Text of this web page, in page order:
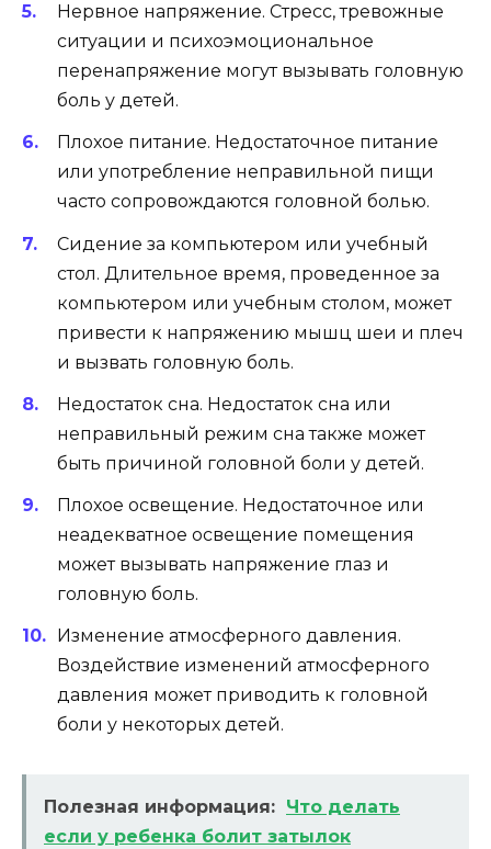
Нервное напряжение. Стресс, тревожные
ситуации и психоэмоциональное
перенапряжение могут вызывать головную
боль у детей.
Плохое питание. Недостаточное питание
или употребление неправильной пищи
часто сопровождаются головной болью.
Сидение за компьютером или учебный
стол. Длительное время, проведенное за
компьютером или учебным столом, может
привести к напряжению мышц шеи и плеч
и вызвать головную боль.
Недостаток сна. Недостаток сна или
неправильный режим сна также может
быть причиной головной боли у детей.
Плохое освещение. Недостаточное или
неадекватное освещение помещения
может вызывать напряжение глаз и
головную боль.
Изменение атмосферного давления.
Воздействие изменений атмосферного
давления может приводить к головной
боли у некоторых детей.
Полезная информация: Что делать
если у ребенка болит затылок